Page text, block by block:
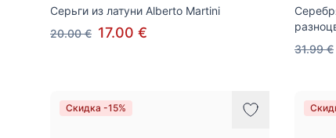
Серьги из латуни Alberto Martini
20.00 € 17.00 €
31.99 €
Скидка -15%